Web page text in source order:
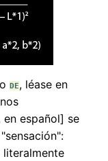
DE, léase en
español] se
literalmente